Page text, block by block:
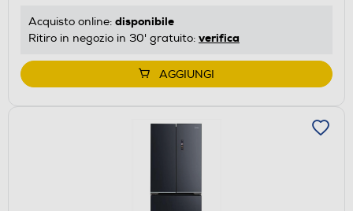
energetico
Youreko.
Acquisto online: disponibile
Ritiro in negozio in 30' gratuito: verifica
AGGIUNGI